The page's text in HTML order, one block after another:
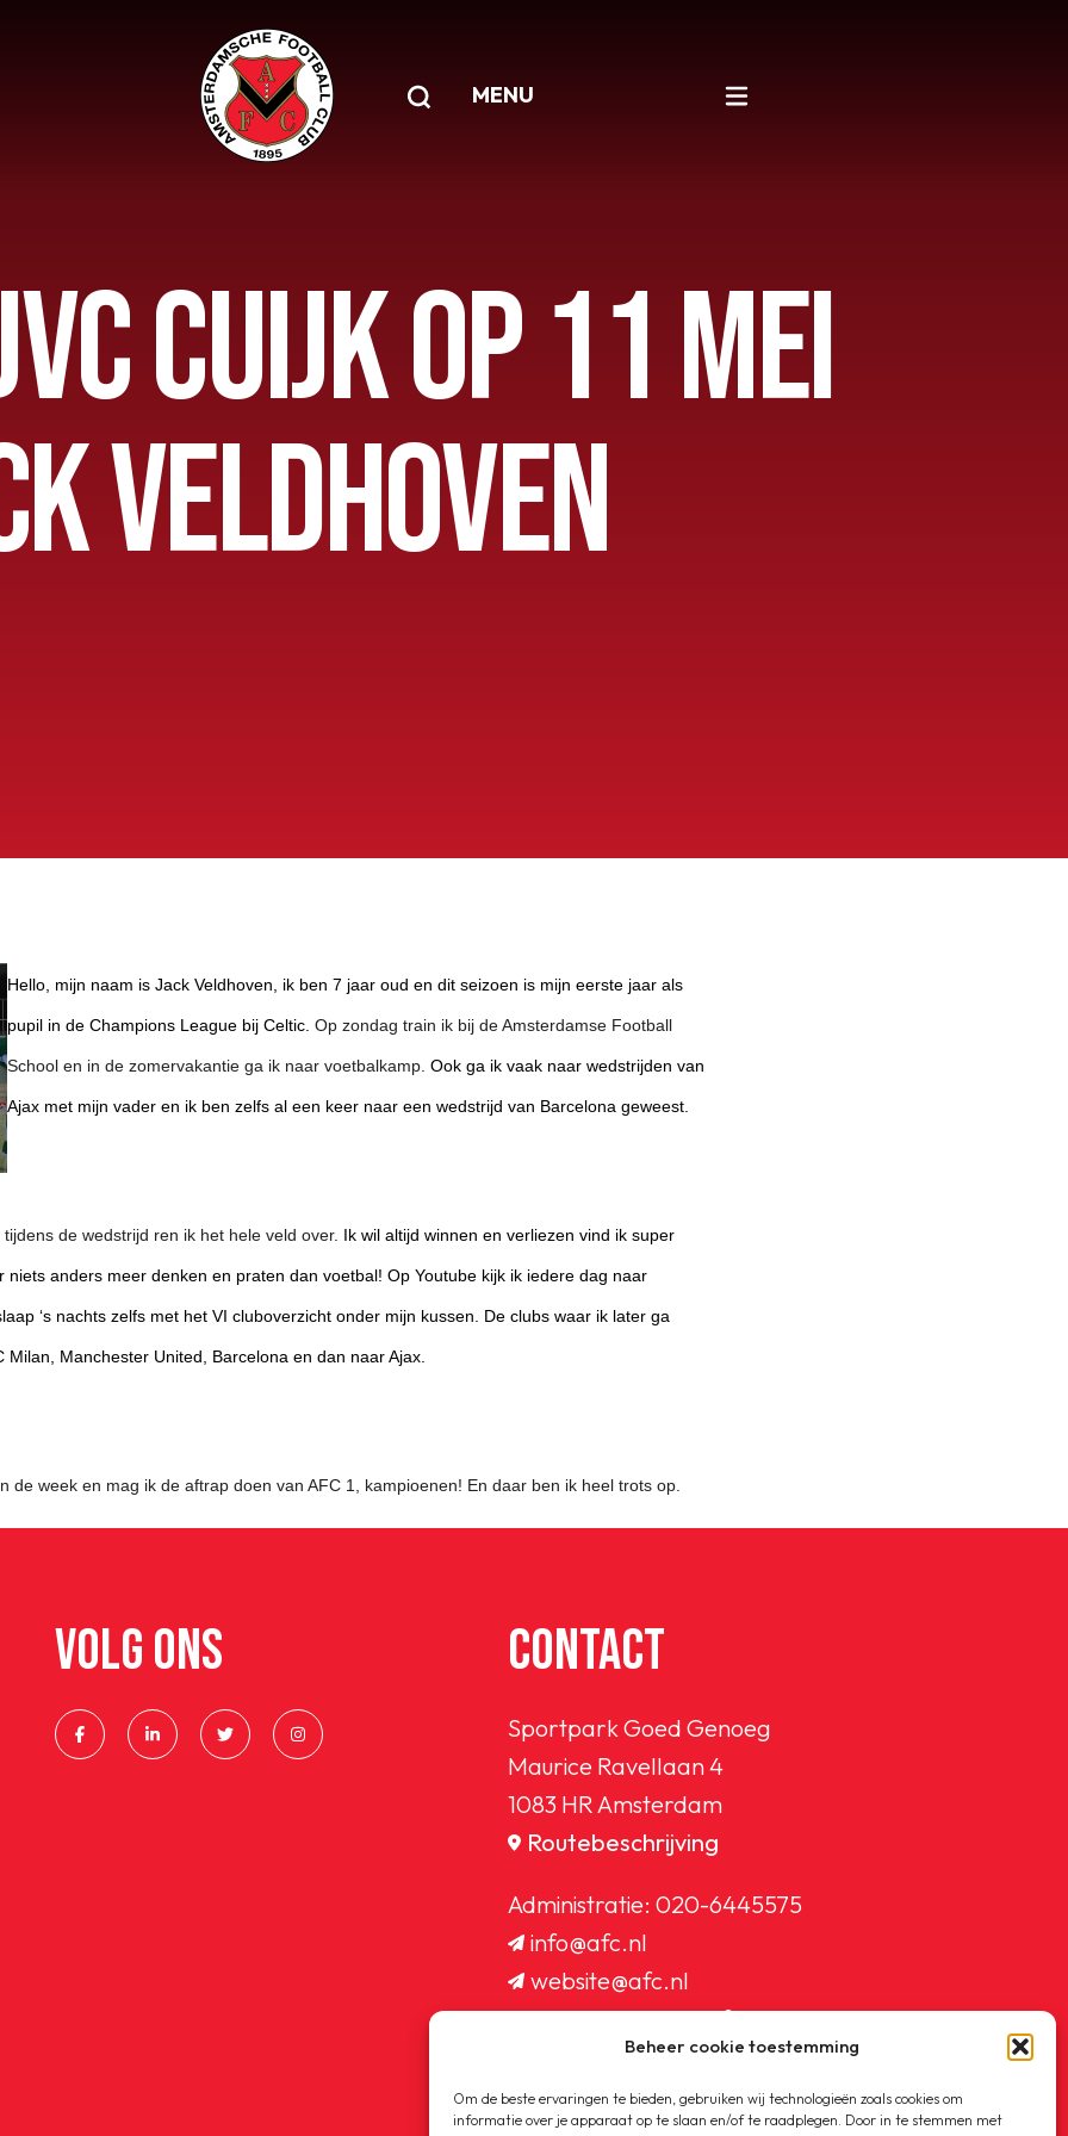
Beheer cookie toestemming
Om de beste ervaringen te bieden, gebruiken wij technologieën zoals cookies om
informatie over je apparaat op te slaan en/of te raadplegen. Door in te stemmen met
MENU
CUIJK OP 11 MEI
VELDHOVEN
Hello, mijn naam is Jack Veldhoven, ik ben 7 jaar oud en dit seizoen is mijn eerste jaar als
pupil in de Champions League bij Celtic. Op zondag train ik bij de Amsterdamse Football
School en in de zomervakantie ga ik naar voetbalkamp. Ook ga ik vaak naar wedstrijden van
Ajax met mijn vader en ik ben zelfs al een keer naar een wedstrijd van Barcelona geweest.
de wedstrijd ren ik het hele veld over. Ik wil altijd winnen en verliezen vind ik super
niets anders meer denken en praten dan voetbal! Op Youtube kijk ik iedere dag naar
‘s nachts zelfs met het VI cluboverzicht onder mijn kussen. De clubs waar ik later ga
Milan, Manchester United, Barcelona en dan naar Ajax.
de week en mag ik de aftrap doen van AFC 1, kampioenen! En daar ben ik heel trots op.
VOLG ONS CONTACT
Sportpark Goed Genoeg
Maurice Ravellaan 4
1083 HR Amsterdam
Routebeschrijving
Administratie: 020-6445575
info@afc.nl
website@afc.nl
wedstrijdzaken@afc.nl
ledenadministratie@afc.nl